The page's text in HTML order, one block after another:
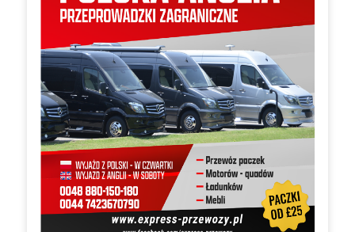
Ferby szafka na buty SFK1K...
Happy baby komoda KOM4S